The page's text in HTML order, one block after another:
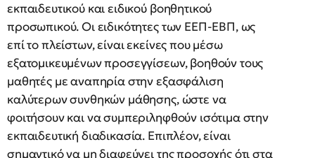
εκπαιδευτικού και ειδικού βοηθητικού
προσωπικού. Οι ειδικότητες των ΕΕΠ-ΕΒΠ, ως
επί το πλείστων, είναι εκείνες που μέσω
εξατομικευμένων προσεγγίσεων, βοηθούν τους
μαθητές με αναπηρία στην εξασφάλιση
καλύτερων συνθηκών μάθησης, ώστε να
φοιτήσουν και να συμπεριληφθούν ισότιμα στην
εκπαιδευτική διαδικασία. Επιπλέον, είναι
σημαντικό να μη διαφεύγει της προσοχής ότι στα